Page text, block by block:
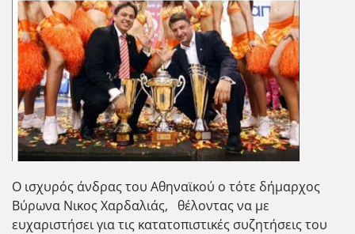
Ο ισχυρός άνδρας του Αθηναϊκού ο τότε δήμαρχος
Βύρωνα Νικος Χαρδαλιάς, θέλοντας να με
ευχαριστήσει για τις κατατοπιστικές συζητήσεις του